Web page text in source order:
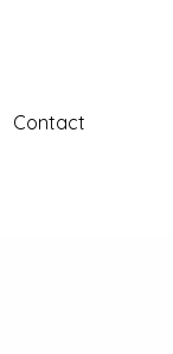
Contact